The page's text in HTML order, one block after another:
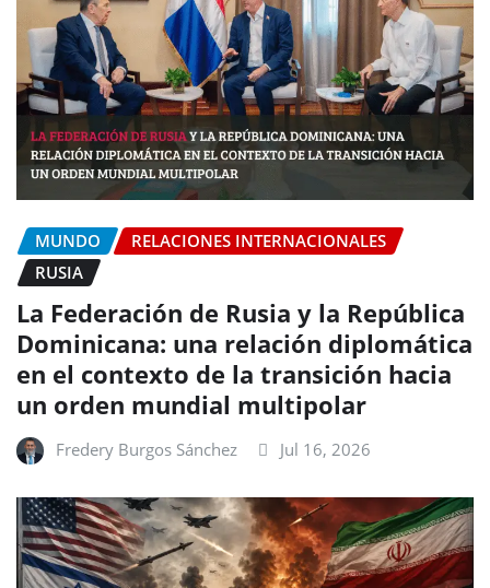
MUNDO
RELACIONES INTERNACIONALES
RUSIA
La Federación de Rusia y la República
Dominicana: una relación diplomática
en el contexto de la transición hacia
un orden mundial multipolar
Fredery Burgos Sánchez Jul 16, 2026